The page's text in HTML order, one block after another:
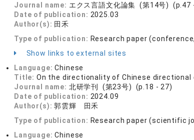
Journal name: エクス言語文化論集 (第14号) (p.47
Date of publication: 2025.03
Author(s): 田禾
Type of publication: Research paper
Show links to external sites
Language:Chinese
Title: On the directionality of Chinese
Journal name: 北研学刊 (第23号) (p.18 - 27)
Date of publication: 2024.09
Author(s):郭雲輝 田禾
Type of publication: Research paper (scientific
Language:Chinese